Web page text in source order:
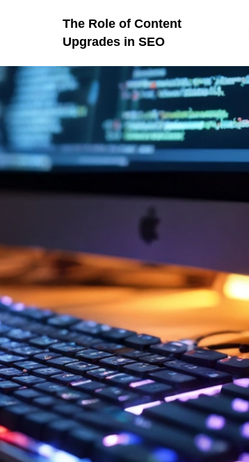
The Role of Content
Upgrades in SEO